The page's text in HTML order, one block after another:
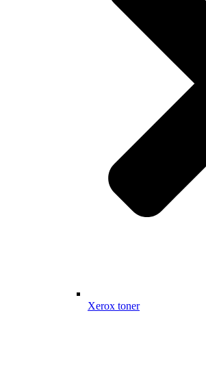
Xerox toner